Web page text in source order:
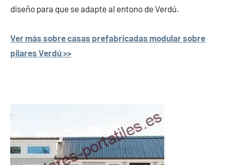
diseño para que se adapte al entono de Verdú.
Ver más sobre casas prefabricadas modular sobre
pilares Verdú >>